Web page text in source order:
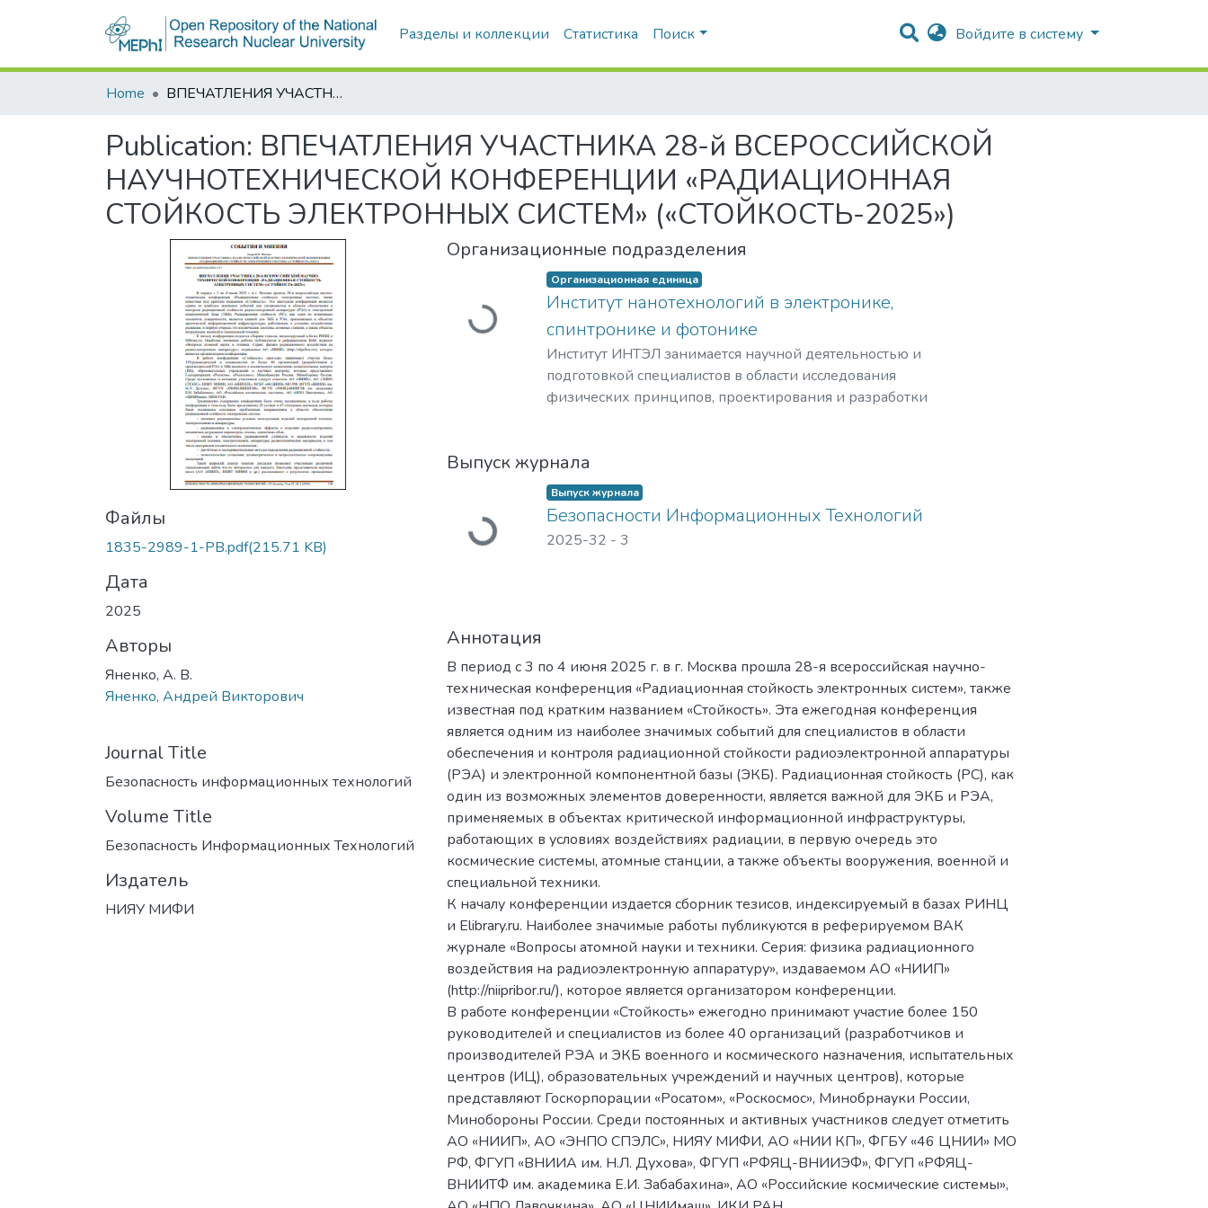
Разделы и коллекции Статистика Поиск Войдите в систему
Home ВПЕЧАТЛЕНИЯ УЧАСТНИКА 28-й ВСЕРОССИЙСКОЙ НАУЧНОТЕХНИЧЕСКОЙ КОНФЕРЕНЦИИ «РАДИАЦИОННАЯ СТОЙКОСТЬ ЭЛЕКТРОННЫХ СИСТЕМ» («СТОЙКОСТЬ-2025»)
Publication: ВПЕЧАТЛЕНИЯ УЧАСТНИКА 28-й ВСЕРОССИЙСКОЙ
НАУЧНОТЕХНИЧЕСКОЙ КОНФЕРЕНЦИИ «РАДИАЦИОННАЯ
СТОЙКОСТЬ ЭЛЕКТРОННЫХ СИСТЕМ» («СТОЙКОСТЬ-2025»)
Файлы
1835-2989-1-PB.pdf(215.71 KB)
Дата
2025
Авторы
Яненко, А. В.
Яненко, Андрей Викторович
Journal Title
Безопасность информационных технологий
Volume Title
Безопасность Информационных Технологий
Издатель
НИЯУ МИФИ
Организационные подразделения
Загружается...
Организационная единица
Институт нанотехнологий в электронике,
спинтронике и фотонике
Институт ИНТЭЛ занимается научной деятельностью и
подготовкой специалистов в области исследования
физических принципов, проектирования и разработки
построения современных приборов на её основе.
​Наша основная цель – это создание и развитие научно-
образовательного центра мирового уровня в области
наноструктурных материалов и устройств электроники,
спинтроники, фотоники, а также создание эффективной
Выпуск журнала
Загружается...
Выпуск журнала
Безопасности Информационных Технологий
2025-32 - 3
Аннотация
В период с 3 по 4 июня 2025 г. в г. Москва прошла 28-я всероссийская научно-
техническая конференция «Радиационная стойкость электронных систем», также
известная под кратким названием «Стойкость». Эта ежегодная конференция
является одним из наиболее значимых событий для специалистов в области
обеспечения и контроля радиационной стойкости радиоэлектронной аппаратуры
(РЭА) и электронной компонентной базы (ЭКБ). Радиационная стойкость (РС), как
один из возможных элементов доверенности, является важной для ЭКБ и РЭА,
применяемых в объектах критической информационной инфраструктуры,
работающих в условиях воздействиях радиации, в первую очередь это
космические системы, атомные станции, а также объекты вооружения, военной и
специальной техники.
К началу конференции издается сборник тезисов, индексируемый в базах РИНЦ
и Elibrary.ru. Наиболее значимые работы публикуются в реферируемом ВАК
журнале «Вопросы атомной науки и техники. Серия: физика радиационного
воздействия на радиоэлектронную аппаратуру», издаваемом АО «НИИП»
(http://niipribor.ru/), которое является организатором конференции.
В работе конференции «Стойкость» ежегодно принимают участие более 150
руководителей и специалистов из более 40 организаций (разработчиков и
производителей РЭА и ЭКБ военного и космического назначения, испытательных
центров (ИЦ), образовательных учреждений и научных центров), которые
представляют Госкорпорации «Росатом», «Роскосмос», Минобрнауки России,
Минобороны России. Среди постоянных и активных участников следует отметить
АО «НИИП», АО «ЭНПО СПЭЛС», НИЯУ МИФИ, АО «НИИ КП», ФГБУ «46 ЦНИИ» МО
РФ, ФГУП «ВНИИА им. Н.Л. Духова», ФГУП «РФЯЦ-ВНИИЭФ», ФГУП «РФЯЦ-
ВНИИТФ им. академика Е.И. Забабахина», АО «Российские космические системы»,